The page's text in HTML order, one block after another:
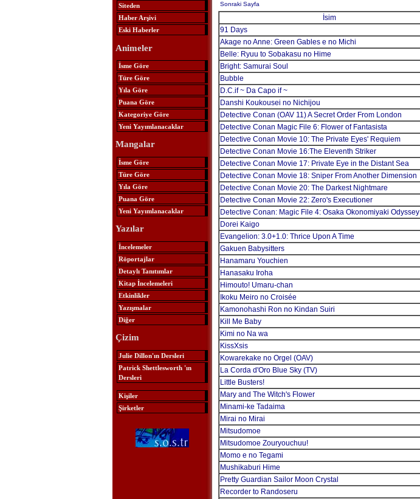
Siteden
Haber Arşivi
Eski Haberler
Animeler
İsme Göre
Türe Göre
Yıla Göre
Puana Göre
Kategoriye Göre
Yeni Yayımlanacaklar
Mangalar
İsme Göre
Türe Göre
Yıla Göre
Puana Göre
Yeni Yayımlanacaklar
Yazılar
İncelemeler
Röportajlar
Detaylı Tanıtımlar
Kitap İncelemeleri
Etkinlikler
Yazışmalar
Diğer
Çizim
Julie Dillon'ın Dersleri
Patrick Shettlesworth 'ın
Dersleri
Kişiler
Şirketler
Sonraki Sayfa
İsim
91 Days
Akage no Anne: Green Gables e no Michi
Belle: Ryuu to Sobakasu no Hime
Bright: Samurai Soul
Bubble
D.C.if ~ Da Capo if ~
Danshi Koukousei no Nichijou
Detective Conan (OAV 11) A Secret Order From London
Detective Conan Magic File 6: Flower of Fantasista
Detective Conan Movie 10: The Private Eyes' Requiem
Detective Conan Movie 16:The Eleventh Striker
Detective Conan Movie 17: Private Eye in the Distant Sea
Detective Conan Movie 18: Sniper From Another Dimension
Detective Conan Movie 20: The Darkest Nightmare
Detective Conan Movie 22: Zero's Executioner
Detective Conan: Magic File 4: Osaka Okonomiyaki Odyssey
Dorei Kaigo
Evangelion: 3.0+1.0: Thrice Upon A Time
Gakuen Babysitters
Hanamaru Youchien
Hanasaku Iroha
Himouto! Umaru-chan
Ikoku Meiro no Croisée
Kamonohashi Ron no Kindan Suiri
Kill Me Baby
Kimi no Na wa
KissXsis
Kowarekake no Orgel (OAV)
La Corda d'Oro Blue Sky (TV)
Little Busters!
Mary and The Witch's Flower
Minami-ke Tadaima
Mirai no Mirai
Mitsudomoe
Mitsudomoe Zouryouchuu!
Momo e no Tegami
Mushikaburi Hime
Pretty Guardian Sailor Moon Crystal
Recorder to Randoseru